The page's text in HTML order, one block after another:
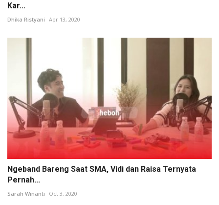
Kar...
Dhika Ristyani Apr 13, 2020
Ngeband Bareng Saat SMA, Vidi dan Raisa Ternyata
Pernah...
Sarah Winanti Oct 3, 2020